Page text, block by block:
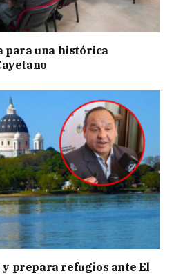
para una histórica
prepara refugios ante El